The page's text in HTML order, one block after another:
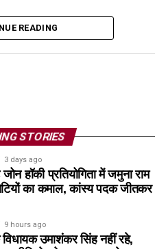
READING
STORIES
3 days ago
हॉकी प्रतियोगिता में जमुना राम
का कमाल, कांस्य पदक जीतकर
9 hours ago
उमाशंकर सिंह नहीं रहे,